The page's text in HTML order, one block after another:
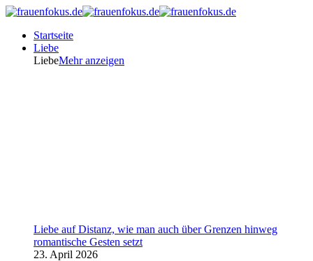
Startseite
Liebe
LiebeMehr anzeigen
Liebe auf Distanz, wie man auch über Grenzen hinweg
romantische Gesten setzt
23. April 2026